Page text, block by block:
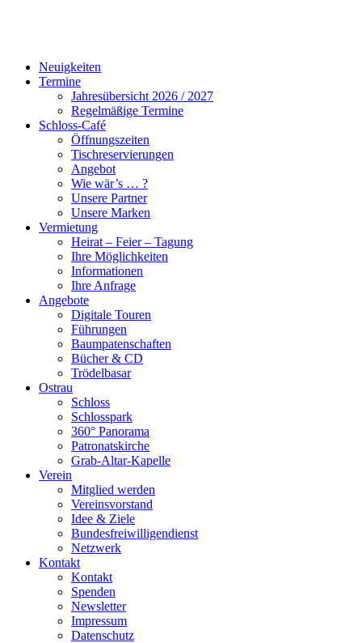
Neuigkeiten
Termine
Jahresübersicht 2026 / 2027
Regelmäßige Termine
Schloss-Café
Öffnungszeiten
Tischreservierungen
Angebot
Wie wär’s … ?
Unsere Partner
Unsere Marken
Vermietung
Heirat – Feier – Tagung
Ihre Möglichkeiten
Informationen
Ihre Anfrage
Angebote
Digitale Touren
Führungen
Baumpatenschaften
Bücher & CD
Trödelbasar
Ostrau
Schloss
Schlosspark
360° Panorama
Patronatskirche
Grab-Altar-Kapelle
Verein
Mitglied werden
Vereinsvorstand
Idee & Ziele
Bundesfreiwilligendienst
Netzwerk
Kontakt
Kontakt
Spenden
Newsletter
Impressum
Datenschutz